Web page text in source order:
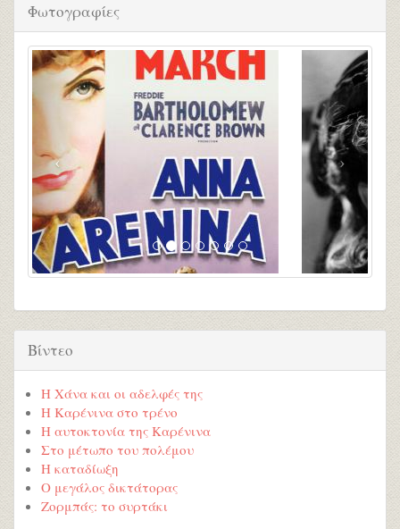
Φωτογραφίες
Βίντεο
Η Χάνα και οι αδελφές της
Η Καρένινα στο τρένο
Η αυτοκτονία της Καρένινα
Στο μέτωπο του πολέμου
Η καταδίωξη
Ο μεγάλος δικτάτορας
Ζορμπάς: το συρτάκι